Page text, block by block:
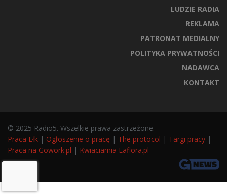
LUDZIE RADIA
REKLAMA
PATRONAT MEDIALNY
POLITYKA PRYWATNOŚCI
NADAWCA
KONTAKT
© 2025 Radio5. Wszelkie prawa zastrzeżone.
Praca Ełk | Ogłoszenie o pracę | The protocol | Targi pracy |
Praca na Gowork.pl | Kwiaciarnia Laflora.pl